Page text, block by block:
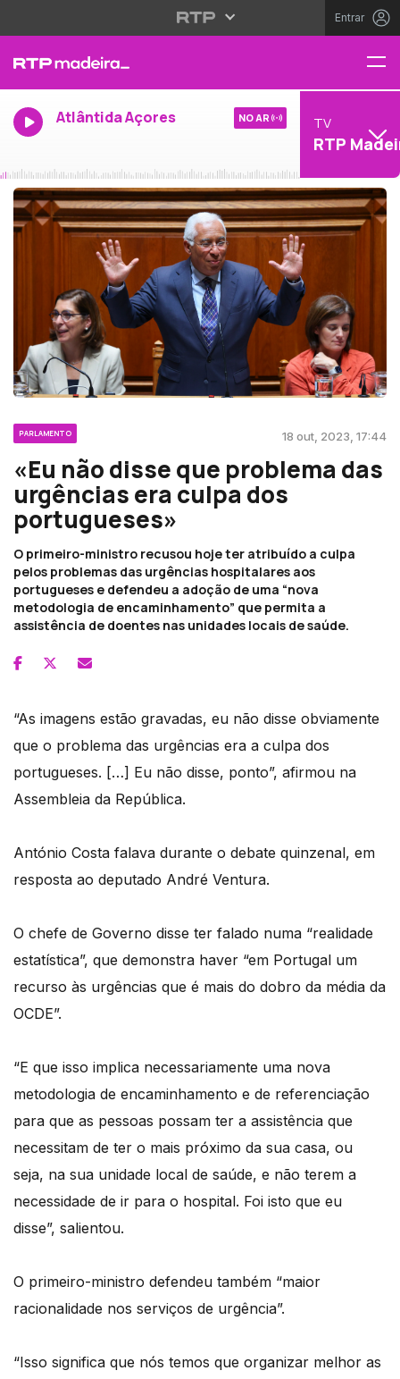
Entrar
Atlântida Açores NO AR TV
RTP
PARLAMENTO 18 out, 2023, 17:44
«Eu não disse que problema das
urgências era culpa dos
portugueses»
O primeiro-ministro recusou hoje ter atribuído a culpa
pelos problemas das urgências hospitalares aos
portugueses e defendeu a adoção de uma “nova
metodologia de encaminhamento” que permita a
assistência de doentes nas unidades locais de saúde.
“As imagens estão gravadas, eu não disse obviamente
que o problema das urgências era a culpa dos
portugueses. […] Eu não disse, ponto”, afirmou na
Assembleia da República.
António Costa falava durante o debate quinzenal, em
resposta ao deputado André Ventura.
O chefe de Governo disse ter falado numa “realidade
estatística”, que demonstra haver “em Portugal um
recurso às urgências que é mais do dobro da média da
OCDE”.
“E que isso implica necessariamente uma nova
metodologia de encaminhamento e de referenciação
para que as pessoas possam ter a assistência que
necessitam de ter o mais próximo da sua casa, ou
seja, na sua unidade local de saúde, e não terem a
necessidade de ir para o hospital. Foi isto que eu
disse”, salientou.
O primeiro-ministro defendeu também “maior
racionalidade nos serviços de urgência”.
“Isso significa que nós temos que organizar melhor as